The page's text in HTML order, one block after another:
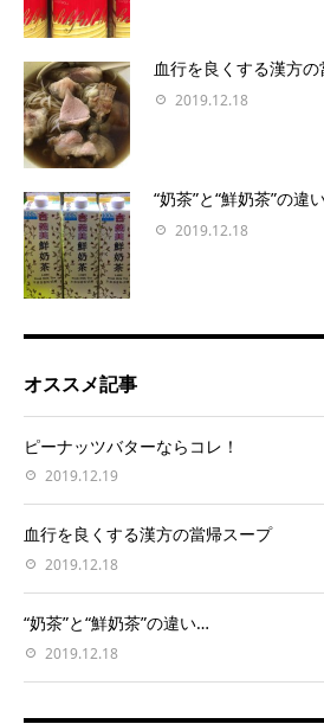
血行を良くする漢方
2019.12.18
“奶茶”と“鮮奶茶”の違
2019.12.18
オススメ記事
ピーナッツバターならコレ！
2019.12.19
血行を良くする漢方の當帰スープ
2019.12.18
“奶茶”と“鮮奶茶”の違い…
2019.12.18